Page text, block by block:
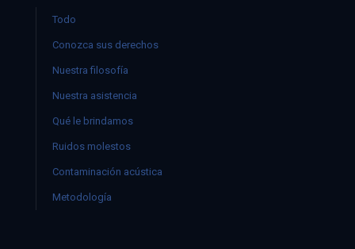
Todo
Conozca sus derechos
Nuestra filosofía
Nuestra asistencia
Qué le brindamos
Ruidos molestos
Contaminación acústica
Metodología